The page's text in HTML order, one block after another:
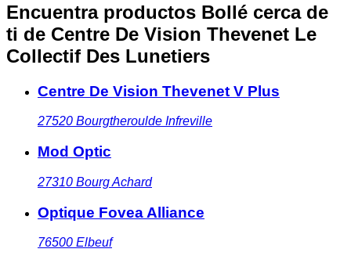
Encuentra productos Bollé cerca de
ti de Centre De Vision Thevenet Le
Collectif Des Lunetiers
Centre De Vision Thevenet V Plus
27520 Bourgtheroulde Infreville
Mod Optic
27310 Bourg Achard
Optique Fovea Alliance
76500 Elbeuf